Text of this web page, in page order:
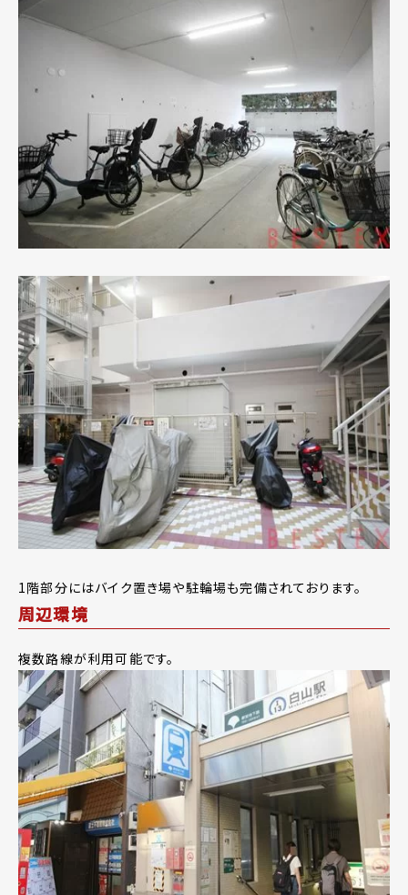
1階部分にはバイク置き場や駐輪場も完備されております。
周辺環境
複数路線が利用可能です。